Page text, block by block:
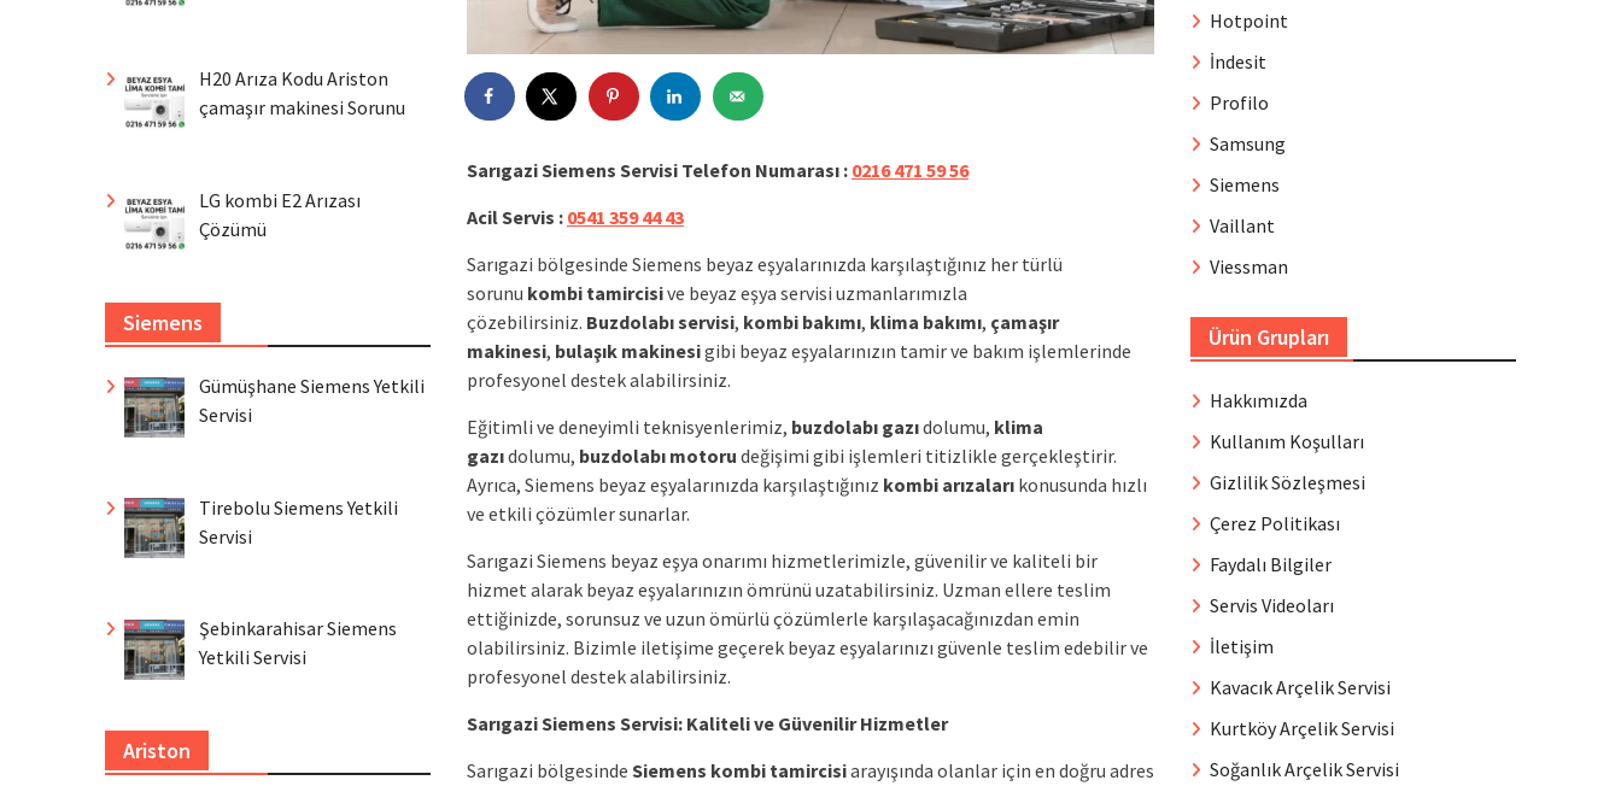
Sarıgazi Siemens Servisi Telefon Numarası : 0216 471 59 56
Acil Servis : 0541 359 44 43
Sarıgazi bölgesinde Siemens beyaz eşyalarınızda karşılaştığınız her türlü
sorunu kombi tamircisive beyaz eşya servisi uzmanlarımızla
çözebilirsiniz. Buzdolabı servisi, kombi bakımı, klima bakımı, çamaşır
makinesi, bulaşık makinesigibi beyaz eşyalarınızın tamir ve bakım işlemlerinde
profesyonel destek alabilirsiniz.
Eğitimli ve deneyimli teknisyenlerimiz, buzdolabı gazıdolumu, klima
gazıdolumu, buzdolabı motoru değişimi gibi işlemleri titizlikle gerçekleştirir.
Ayrıca, Siemens beyaz eşyalarınızda karşılaştığınız kombi arızaları konusunda hızlı
ve etkili çözümler sunarlar.
Sarıgazi Siemens beyaz eşya onarımı hizmetlerimizle, güvenilir ve kaliteli bir
hizmet alarak beyaz eşyalarınızın ömrünü uzatabilirsiniz. Uzman ellere teslim
ettiğinizde, sorunsuz ve uzun ömürlü çözümlerle karşılaşacağınızdan emin
olabilirsiniz. Bizimle iletişime geçerek beyaz eşyalarınızı güvenle teslim edebilir ve
profesyonel destek alabilirsiniz.
Sarıgazi Siemens Servisi: Kaliteli ve Güvenilir Hizmetler
Sarıgazi bölgesinde Siemens kombi tamircisiarayışında olanlar için en doğru adres
Hotpoint
İndesit
Profilo
Samsung
Siemens
Vaillant
Viessman
Ürün Grupları
Hakkımızda
Kullanım Koşulları
Gizlilik Sözleşmesi
Çerez Politikası
Faydalı Bilgiler
Servis Videoları
İletişim
Kavacık Arçelik Servisi
Kurtköy Arçelik Servisi
Soğanlık Arçelik Servisi
H20 Arıza Kodu Ariston
çamaşır makinesi Sorunu
LG kombi E2 Arızası
Çözümü
Siemens
Gümüşhane Siemens Yetkili
Servisi
Tirebolu Siemens Yetkili
Servisi
Şebinkarahisar Siemens
Yetkili Servisi
Ariston